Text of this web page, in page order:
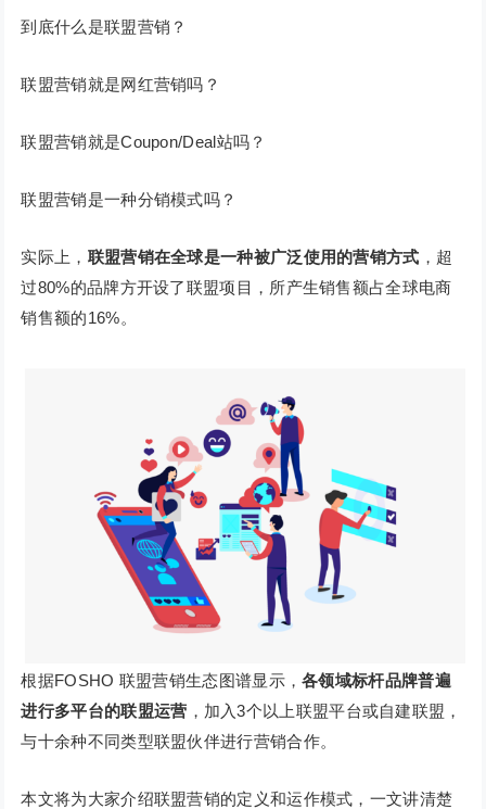
到底什么是联盟营销？
联盟营销就是网红营销吗？
联盟营销就是Coupon/Deal站吗？
联盟营销是一种分销模式吗？
实际上， 联盟营销在全球是一种被广泛使用的营销方式 ，超
过80%的品牌方开设了联盟项目，所产生销售额占全球电商
销售额的16%。
根据FOSHO 联盟营销生态图谱显示，各领域标杆品牌普遍
进行多平台的联盟运营 ，加入3个以上联盟平台或自建联盟，
与十余种不同类型联盟伙伴进行营销合作。
本文将为大家介绍联盟营销的定义和运作模式，一文讲清楚